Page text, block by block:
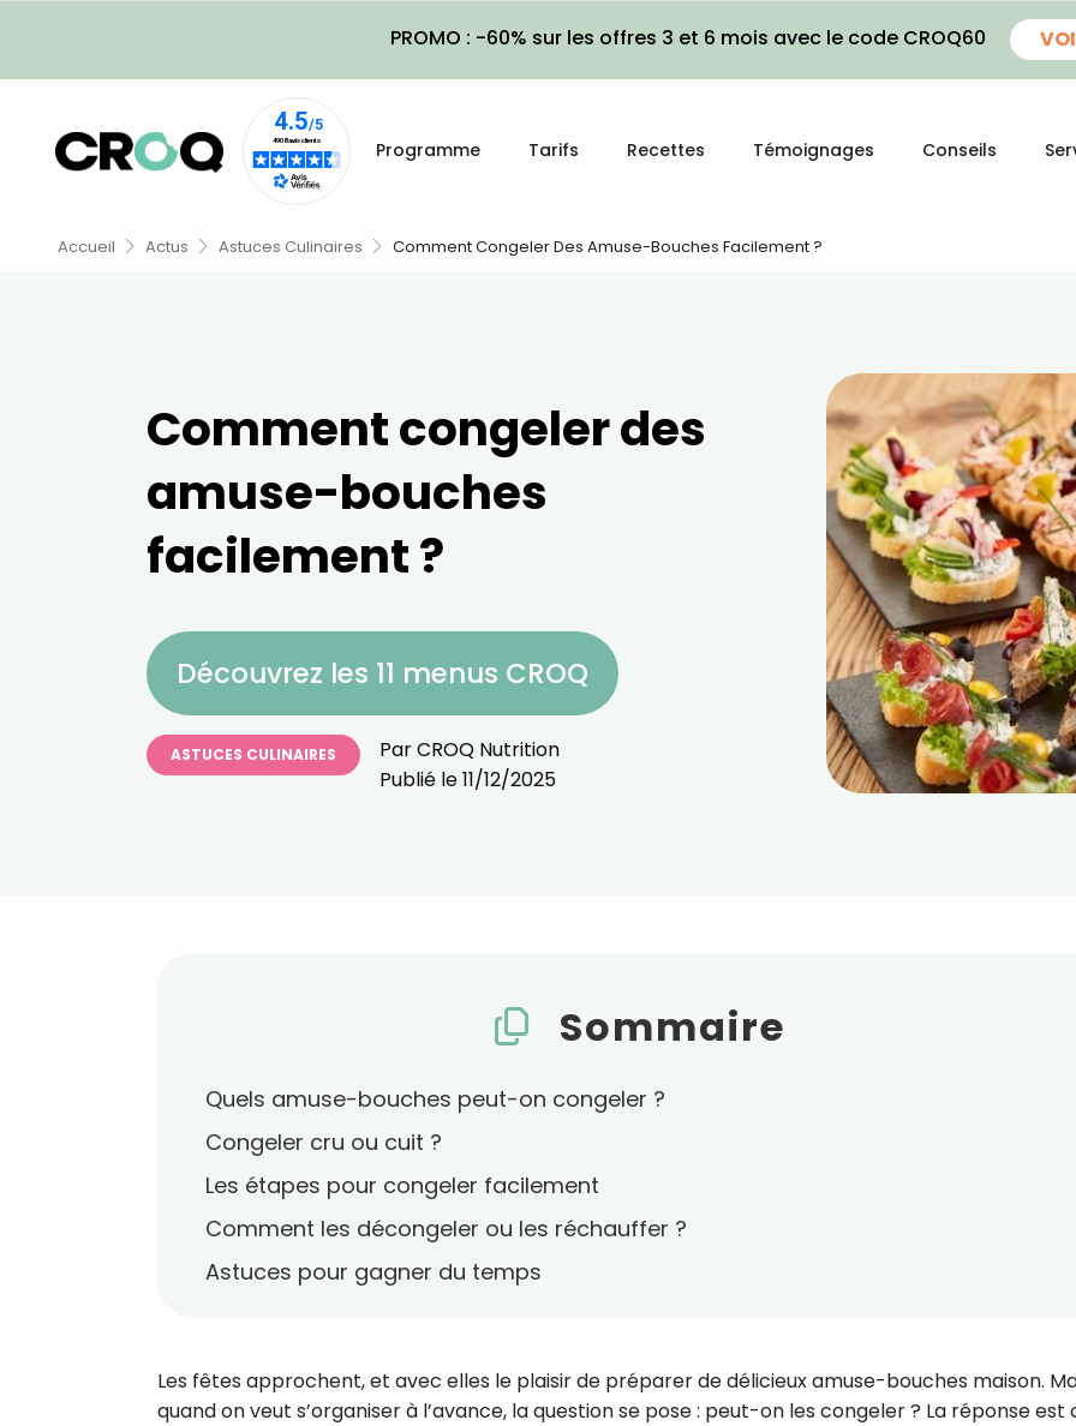
PROMO : -60% sur les offres 3 et 6 mois avec le code CROQ60
Programme Tarifs Recettes Témoignages Conseils
Accueil Actus Astuces Culinaires Comment Congeler Des Amuse-Bouches Facilement ?
Comment congeler des
amuse-bouches
facilement ?
Découvrez les 11 menus CROQ
ASTUCES CULINAIRES ParCROQ Nutrition
Publié le11/12/2025
Sommaire
Quels amuse-bouches peut-on congeler ?
Congeler cru ou cuit ?
Les étapes pour congeler facilement
Comment les décongeler ou les réchauffer ?
Astuces pour gagner du temps
Les fêtes approchent, et avec elles le plaisir de préparer de délicieux amuse-bouches maison.
quand on veut s’organiser à l’avance, la question se pose : peut-on les congeler ? La réponse est